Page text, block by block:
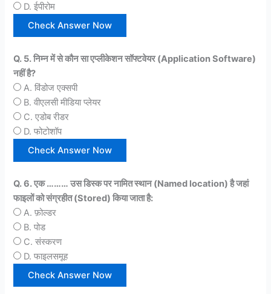
D. ईपीरोम
Q. 5. निम्न में से कौन सा एप्लीकेशन सॉफ्टवेयर (Application Software)
नहीं है?
A. विंडोज एक्सपी
B. वीएलसी मीडिया प्लेयर
C. एडोब रीडर
D. फोटोशॉप
Q. 6. एक ……… उस डिस्क पर नामित स्थान (Named location) है जहां
फाइलों को संग्रहीत (Stored) किया जाता है:
A. फ़ोल्डर
B. पोड
C. संस्करण
D. फाइलसमूह